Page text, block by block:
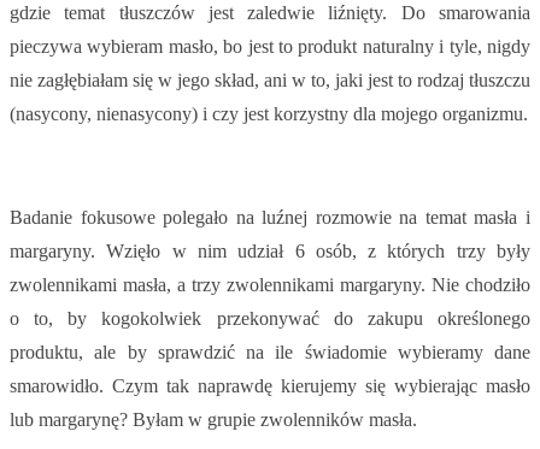
gdzie temat tłuszczów jest zaledwie liźnięty. Do smarowania
pieczywa wybieram masło, bo jest to produkt naturalny i tyle, nigdy
nie zagłębiałam się w jego skład, ani w to, jaki jest to rodzaj tłuszczu
(nasycony, nienasycony) i czy jest korzystny dla mojego organizmu.
Badanie fokusowe polegało na luźnej rozmowie na temat masła i
margaryny. Wzięło w nim udział 6 osób, z których trzy były
zwolennikami masła, a trzy zwolennikami margaryny. Nie chodziło
o to, by kogokolwiek przekonywać do zakupu określonego
produktu, ale by sprawdzić na ile świadomie wybieramy dane
smarowidło. Czym tak naprawdę kierujemy się wybierając masło
lub margarynę? Byłam w grupie zwolenników masła.